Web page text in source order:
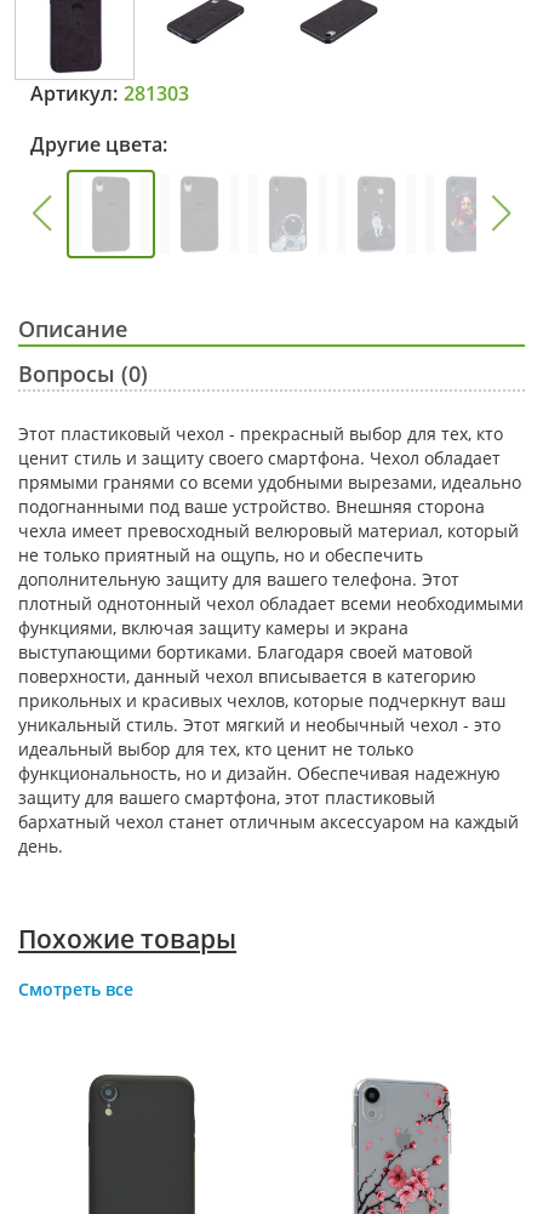
Артикул: 281303
Другие цвета:
Описание
Вопросы (0)
Этот пластиковый чехол - прекрасный выбор для тех, кто
ценит стиль и защиту своего смартфона. Чехол обладает
прямыми гранями со всеми удобными вырезами, идеально
подогнанными под ваше устройство. Внешняя сторона
чехла имеет превосходный велюровый материал, который
не только приятный на ощупь, но и обеспечить
дополнительную защиту для вашего телефона. Этот
плотный однотонный чехол обладает всеми необходимыми
функциями, включая защиту камеры и экрана
выступающими бортиками. Благодаря своей матовой
поверхности, данный чехол вписывается в категорию
прикольных и красивых чехлов, которые подчеркнут ваш
уникальный стиль. Этот мягкий и необычный чехол - это
идеальный выбор для тех, кто ценит не только
функциональность, но и дизайн. Обеспечивая надежную
защиту для вашего смартфона, этот пластиковый
бархатный чехол станет отличным аксессуаром на каждый
день.
Похожие товары
Смотреть все